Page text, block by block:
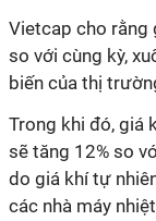
Vietcap cho rằng
so với cùng kỳ,
biến của thị
Trong khi đó, giá
sẽ tăng 12% so
do giá khí tự
các nhà máy